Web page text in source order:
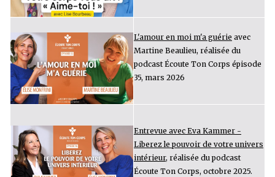
L'amour en moi m'a guérie avec
Martine Beaulieu, réalisée du
podcast Écoute Ton Corps épisode
35, mars 2026
Entrevue avec Eva Kammer -
Liberez le pouvoir de votre univers
intérieur, réalisée du podcast
Écoute Ton Corps, octobre 2025.